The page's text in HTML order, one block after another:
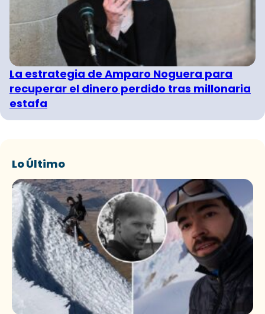
La estrategia de Amparo Noguera para
recuperar el dinero perdido tras millonaria
estafa
Lo Último